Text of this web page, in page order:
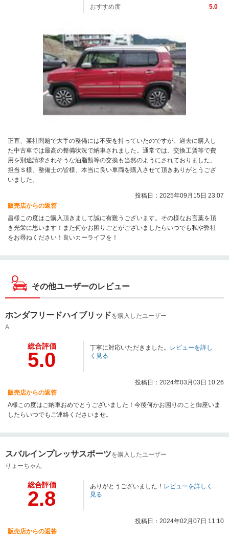
おすすめ度
5.0
正直、某社問題で大手の整備には不安を持っていたのですが、過去に購入し
た中古車では最高の整備状況で納車されました。通常では、交換工賃等で費
用を別途請求されそうな油脂類等の交換も当然のようにされておりました。
担当Ｓ様、整備士の皆様、本当に良い車両を購入させて頂きありがとうござ
いました。
投稿日：2025年09月15日 23:07
販売店からの返答
昌様この度はご購入頂きまして誠に有難うございます。その様なお言葉を頂
き光栄に思います！また何かお困りごとがございましたらいつでも私や弊社
をお尋ねください！良いカーライフを！
その他ユーザーのレビュー
ホンダフリードハイブリッドを購入したユーザー
A
総合評価
5.0
丁寧に対応いただきました。 レビューを詳し
く見る
投稿日：2024年03月03日 10:26
販売店からの返答
A様この度はご納車おめでとうございました！今後何かお困りのこと御座いま
したらいつでもご連絡くださいませ。
スバルインプレッサスポーツを購入したユーザー
りょーちゃん
総合評価
2.8
ありがとうございました！ レビューを詳しく
見る
投稿日：2024年02月07日 11:10
販売店からの返答